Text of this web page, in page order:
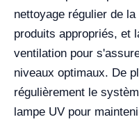
nettoyage régulier de
produits appropriés, et
ventilation pour
niveaux optimaux. De
régulièrement le
lampe UV pour